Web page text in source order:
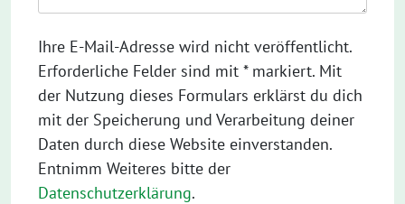
Ihre E-Mail-Adresse wird nicht veröffentlicht.
Erforderliche Felder sind mit * markiert. Mit
der Nutzung dieses Formulars erklärst du dich
mit der Speicherung und Verarbeitung deiner
Daten durch diese Website einverstanden.
Entnimm Weiteres bitte der
Datenschutzerklärung.